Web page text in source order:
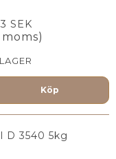
SEK
Köp
D 3540 5kg